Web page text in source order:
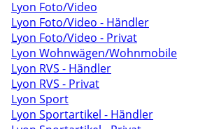
Lyon Foto/Video
Lyon Foto/Video - Händler
Lyon Foto/Video - Privat
Lyon Wohnwägen/Wohnmobile
Lyon RVS - Händler
Lyon RVS - Privat
Lyon Sport
Lyon Sportartikel - Händler